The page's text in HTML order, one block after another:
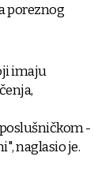
poreznog
imaju
-
naglasio je.